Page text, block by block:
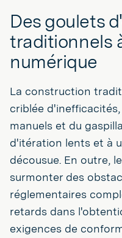
Des goulets
traditionnels
numérique
La construction
criblée
manuels et du
d'itération lents et à
décousue. En outre,
surmonter des
réglementaires
retards dans
exigences de